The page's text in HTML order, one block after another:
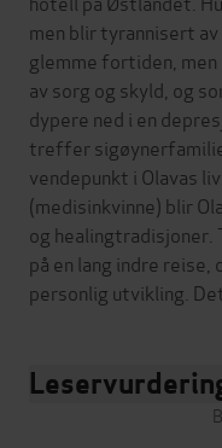
men blir tyrannisert
glemme fortiden,
av sorg og skyld, og
dypere ned i en
treffer
vendepunkt i Olavas
(medisinkvinne) blir
og healingtradisjoner.
på en lang indre reise,